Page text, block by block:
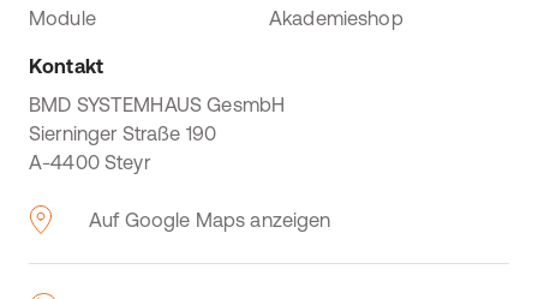
Module Akademieshop
Kontakt
BMD SYSTEMHAUS GesmbH
Sierninger Straße 190
A-4400 Steyr
Auf Google Maps anzeigen